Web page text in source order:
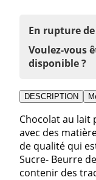
En rupture
Voulez-vous
disponible ?
DESCRIPTION
Chocolat au lait
avec des
de qualité qui
Sucre- Beurre
contenir des